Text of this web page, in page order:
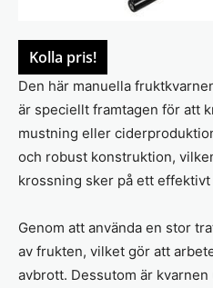
Kolla pris!
Den här manuella
är speciellt framtagen för att
mustning eller
och robust konstruktion,
krossning sker på ett
Genom att använda en stor
av frukten, vilket gör att
avbrott. Dessutom är